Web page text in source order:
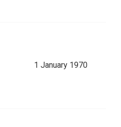
1 January 1970